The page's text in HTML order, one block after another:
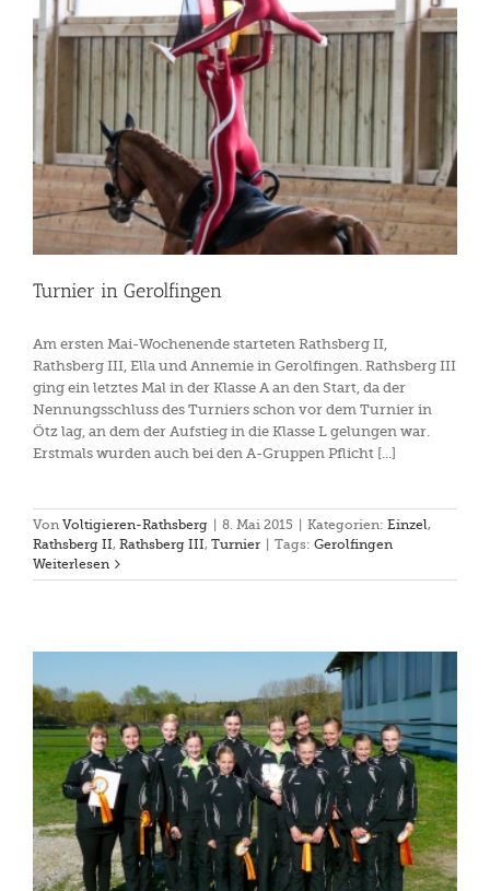
Turnier in Gerolfingen
Am ersten Mai-Wochenende starteten Rathsberg II,
Rathsberg III, Ella und Annemie in Gerolfingen. Rathsberg III
ging ein letztes Mal in der Klasse A an den Start, da der
Nennungsschluss des Turniers schon vor dem Turnier in
Ötz lag, an dem der Aufstieg in die Klasse L gelungen war.
Erstmals wurden auch bei den A-Gruppen Pflicht [...]
Von Voltigieren-Rathsberg 8. Mai 2015 Kategorien: Einzel,
Rathsberg II, Rathsberg III, Turnier Tags: Gerolfingen
Weiterlesen